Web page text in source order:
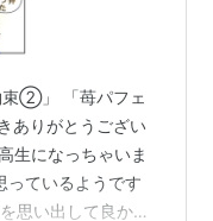
束②」 「苺パフェ
ありがとうござい
生になっちゃいま
っているようです
思い出して良かっ